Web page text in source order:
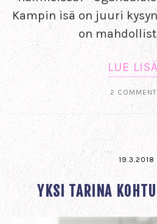
Kampin isä on juuri
on
LUE
2
19.3.2018
YKSI TARINA